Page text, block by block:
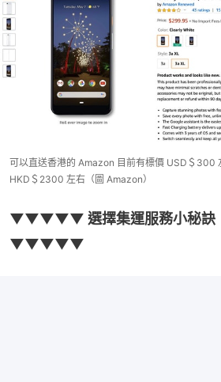
可以直送香港的 Amazon 目前有標價 USD＄300
HKD＄2300 左右（圖 Amazon）
▼▼▼▼▼ 選擇集運服務小秘訣（
▼▼▼▼▼